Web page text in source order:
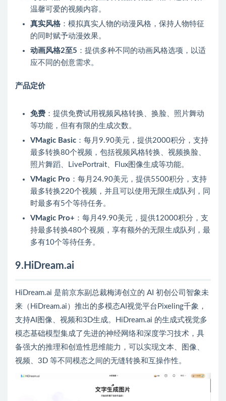
温馨可爱的视频内容。
真实风格 ：模拟真实人物的动漫风格，保持人物特征
的同时赋予动漫效果。
动画风格2至5 ：提供多种不同的动画风格选项，以适
应不同的创意需求。
产品定价
免费 ：提供免费试用视频风格转换、换脸、照片舞动
等功能，但有有限的生成次数。
VMagic Basic ：每月9.90美元，提供2000积分，支持
最多转换80个视频，包括视频风格转换、视频换脸、
照片舞蹈、LivePortrait、Flux图像生成等功能。
VMagic Pro ：每月24.90美元，提供5500积分，支持
最多转换220个视频，并且可以使用无限生成队列，同
时最多有5个等待任务。
VMagic Pro+ ：每月49.90美元，提供12000积分，支
持最多转换480个视频，享有额外的无限生成队列，最
多有10个等待任务。
9.HiDream.ai
HiDream.ai 是前京东副总裁梅涛创立的 AI 初创公司智象未
来（HiDream.ai）推出的多模态AI视觉平台Pixeling千象，
支持AI图像、视频和3D生成。HiDream.ai 的生成式视觉多
模态基础模型集成了先进的神经网络和深度学习技术，具
备强大的推理和创造性思维能力，可以实现文本、图像、
视频、3D 等不同模态之间的无缝转换和互操作性。